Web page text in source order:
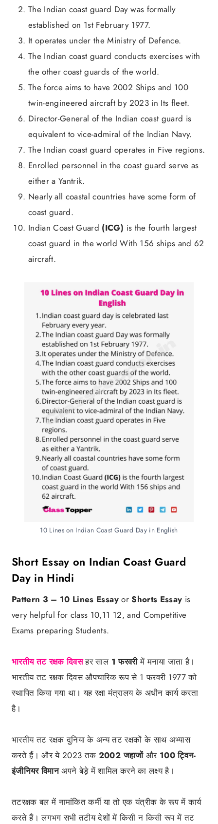
The Indian coast guard Day was formally
established on 1st February 1977.
It operates under the Ministry of Defence.
The Indian coast guard conducts exercises with
the other coast guards of the world.
The force aims to have 2002 Ships and 100
twin-engineered aircraft by 2023 in Its fleet.
Director-General of the Indian coast guard is
equivalent to vice-admiral of the Indian Navy.
The Indian coast guard operates in Five regions.
Enrolled personnel in the coast guard serve as
either a Yantrik.
Nearly all coastal countries have some form of
coast guard.
Indian Coast Guard (ICG) is the fourth largest
coast guard in the world With 156 ships and 62
aircraft.
10 Lines on Indian Coast Guard Day in English
Short Essay on Indian Coast Guard
Day in Hindi
Pattern 3 – 10 Lines EssayorShorts Essay is
very helpful for class 10,11 12, and Competitive
Exams preparing Students.
भारतीय तट रक्षक दिवसहर साल 1 फरवरीमें मनाया जाता है।
भारतीय तट रक्षक दिवस औपचारिक रूप से 1 फरवरी 1977 को
स्थापित किया गया था। यह रक्षा मंत्रालय के अधीन कार्य करता
है।
भारतीय तट रक्षक दुनिया के अन्य तट रक्षकों के साथ अभ्यास
करते हैं। और ये 2023 तक 2002 जहाजोंऔर 100 ट्विन-
इंजीनियर विमानअपने बेड़े में शामिल करने का लक्ष्य है।
तटरक्षक बल में नामांकित कर्मी या तो एक यंत्रीक के रूप में कार्य
करते हैं। लगभग सभी तटीय देशों में किसी न किसी रूप में तट